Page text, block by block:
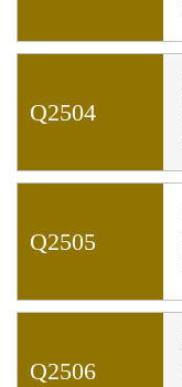
Q2504
Q2505
Q2506